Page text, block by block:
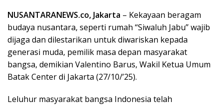
NUSANTARANEWS.co, Jakarta – Kekayaan beragam
budaya nusantara, seperti rumah “Siwaluh Jabu” wajib
dijaga dan dilestarikan untuk diwariskan kepada
generasi muda, pemilik masa depan masyarakat
bangsa, demikian Valentino Barus, Wakil Ketua Umum
Batak Center di Jakarta (27/10/’25).
Leluhur masyarakat bangsa Indonesia telah